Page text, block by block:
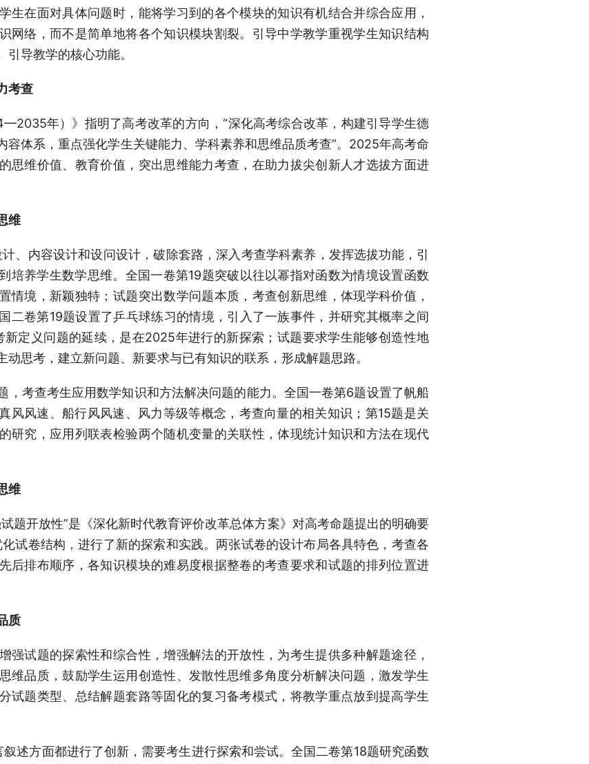
生在面对具体问题时，能将学习到的各个模块的知识有机结合并综合应用，
网络，而不是简单地将各个知识模块割裂。引导中学教学重视学生知识结构
导教学的核心功能。
考查
年）》指明了高考改革的方向，“深化高考综合改革，构建引导学生德
容体系，重点强化学生关键能力、学科素养和思维品质考查”。2025年高考命
思维价值、教育价值，突出思维能力考查，在助力拔尖创新人才选拔方面进
维
、内容设计和设问设计，破除套路，深入考查学科素养，发挥选拔功能，引
培养学生数学思维。全国一卷第19题突破以往以幂指对函数为情境设置函数
情境，新颖独特；试题突出数学问题本质，考查创新思维，体现学科价值，
二卷第19题设置了乒乓球练习的情境，引入了一族事件，并研究其概率之间
定义问题的延续，是在2025年进行的新探索；试题要求学生能够创造性地
思考，建立新问题、新要求与已有知识的联系，形成解题思路。
，考查考生应用数学知识和方法解决问题的能力。全国一卷第6题设置了帆船
风风速、船行风风速、风力等级等概念，考查向量的相关知识；第15题是关
研究，应用列联表检验两个随机变量的关联性，体现统计知识和方法在现代
维
题开放性”是《深化新时代教育评价改革总体方案》对高考命题提出的明确要
试卷结构，进行了新的探索和实践。两张试卷的设计布局各具特色，考查各
后排布顺序，各知识模块的难易度根据整卷的考查要求和试题的排列位置进
质
强试题的探索性和综合性，增强解法的开放性，为考生提供多种解题途径，
维品质，鼓励学生运用创造性、发散性思维多角度分析解决问题，激发学生
试题类型、总结解题套路等固化的复习备考模式，将教学重点放到提高学生
述方面都进行了创新，需要考生进行探索和尝试。全国二卷第18题研究函数